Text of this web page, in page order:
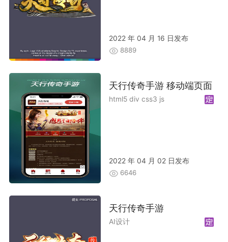
2022 年 04 月 16 日发布
8889
天行传奇手游 移动端页面
html5 div css3 js
2022 年 04 月 02 日发布
6646
天行传奇手游
AI设计